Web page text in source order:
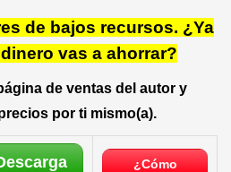
de bajos recursos. ¿Ya
vas a ahorrar?
de ventas del autor y
por ti mismo(a).
¿Cómo